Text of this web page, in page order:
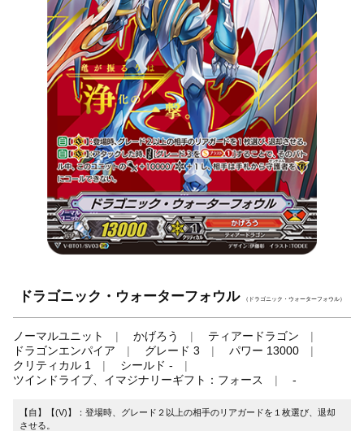
ドラゴニック・ウォーターフォウル （ドラゴニック・ウォーターフォウル）
ノーマルユニット かげろう
ティアードラゴン
ドラゴンエンパイア
グレード 3
パワー 13000
クリティカル 1
シールド -
ツインドライブ、イマジナリーギフト：フォース
-
【自】【(V)】：登場時、グレード２以上の相手のリアガードを１枚選び、退却
させる。